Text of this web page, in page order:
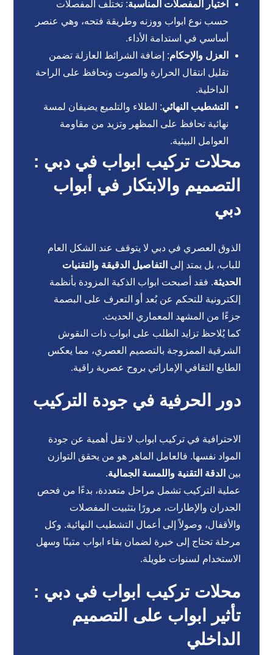
اختيار المفصلات المناسبة: تختلف المفصلات
حسب نوع ابواب ووزنه وطريقة فتحه، وهي عنصر
أساسي في استدامة الأداء.
العزل والإحكام: إضافة الشرائط العازلة تضمن
تقليل انتقال الحرارة والصوت وتحافظ على الراحة
الداخلية.
التشطيب النهائي: الطلاء والتلميع يضيفان لمسة
نهائية تحافظ على المظهر وتزيد من مقاومة
العوامل البيئية.
محلات تركيب ابواب في دبي :
التصميم والابتكار في أبواب
دبي
الذوق العصري في دبي لا يتوقف عند الشكل العام
للباب، بل يمتد إلى التفاصيل الدقيقة والتقنيات
الحديثة. فقد أصبحت ابواب الذكية المزودة بأنظمة
إلكترونية للتحكم عن بُعد أو التعرف على البصمة
جزءًا من المشهد المعماري الحديث.
كما يُلاحظ تزايد الطلب على ابواب ذات النقوش
الشرقية الممزوجة بالتصميم العصري، مما يعكس
الطابع الثقافي الإماراتي بروح عصرية راقية.
دور الحرفية في جودة التركيب
الاحترافية في تركيب ابواب لا تقل أهمية عن جودة
المواد نفسها. فالعامل الماهر هو من يحقق التوازن
بين الدقة التقنية واللمسة الجمالية.
عملية التركيب تشمل مراحل متعددة، بدءًا من فحص
الجدران والإطارات، مرورًا بتثبيت المفصلات
والأقفال، وصولاً إلى أعمال التشطيب النهائية. وكل
مرحلة تحتاج إلى خبرة لضمان بقاء ابواب متينًا وسهل
الاستخدام لسنوات طويلة.
محلات تركيب ابواب في دبي :
تأثير ابواب على التصميم
الداخلي